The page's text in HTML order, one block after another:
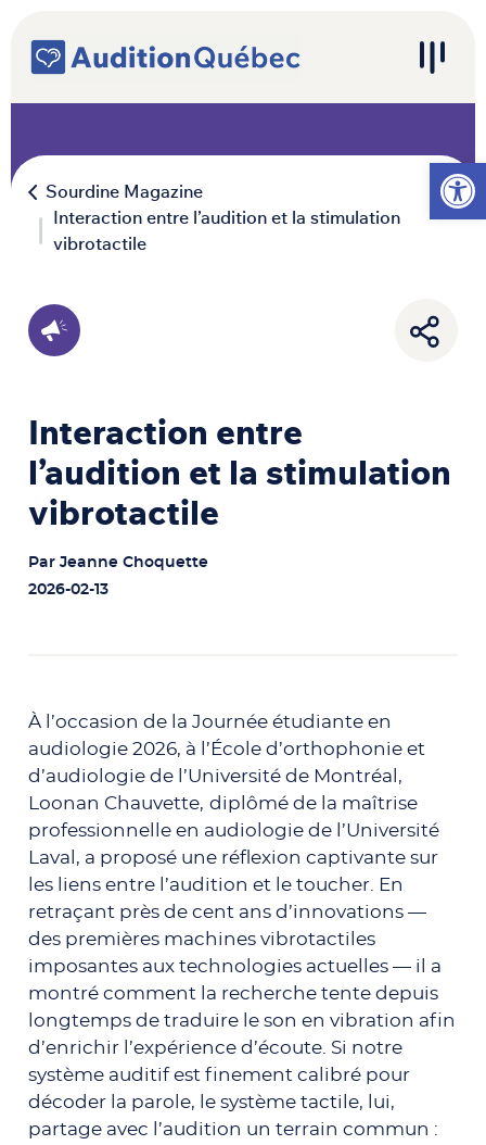
Ouvrir
Navigation principale
Sourdine Magazine
Interaction entre l’audition et la stimulation
vibrotactile
Interaction entre
l’audition et la stimulation
vibrotactile
ParJeanne Choquette
2026-02-13
À l’occasion de la Journée étudiante en
audiologie 2026, à l’École d’orthophonie et
d’audiologie de l’Université de Montréal,
Loonan Chauvette, diplômé de la maîtrise
professionnelle en audiologie de l’Université
Laval, a proposé une réflexion captivante sur
les liens entre l’audition et le toucher. En
retraçant près de cent ans d’innovations —
des premières machines vibrotactiles
imposantes aux technologies actuelles — il a
montré comment la recherche tente depuis
longtemps de traduire le son en vibration afin
d’enrichir l’expérience d’écoute. Si notre
système auditif est finement calibré pour
décoder la parole, le système tactile, lui,
partage avec l’audition un terrain commun :